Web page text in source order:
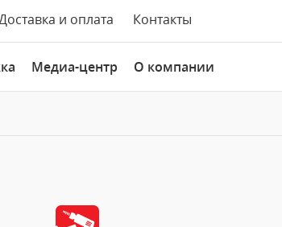
и оплата Контакты
Медиа-центр О компании